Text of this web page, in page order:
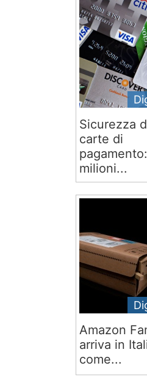
Sicurezza
carte di
milioni...
Amazon
arriva in
come...